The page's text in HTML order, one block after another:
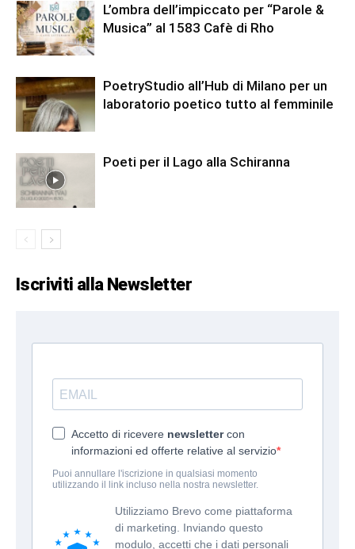
L’ombra dell’impiccato per “Parole &
Musica” al 1583 Cafè di Rho
PoetryStudio all’Hub di Milano per un
laboratorio poetico tutto al femminile
Poeti per il Lago alla Schiranna
Iscriviti alla Newsletter